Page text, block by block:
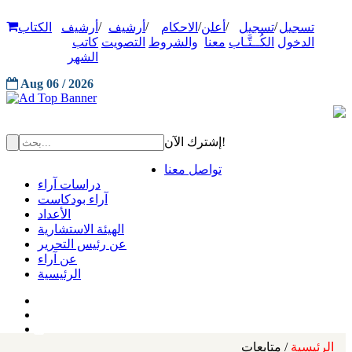
تسجيل
الدخول
/تسجيل
الكُــتَّـاب
/ أعلن
معنا
/ الاحكام
والشروط
/ أرشيف
التصويت
/ أرشيف
كاتب
الشهر
الكتاب
Aug 06 / 2026
إشترك الآن!
تواصل معنا
دراسات آراء
آراء بودكاست
الأعداد
الهيئة الاستشارية
عن رئيس التحرير
عن آراء
الرئيسية
الرئيسية / متابعات